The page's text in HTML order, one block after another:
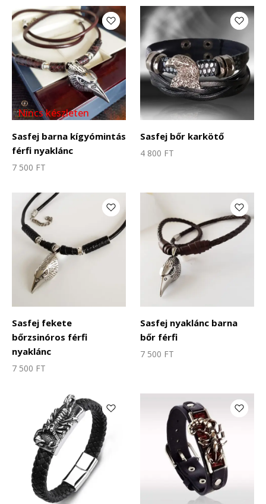
Nincs készleten
Sasfej barna kígyómintás
férfi nyaklánc
7 500 FT
Sasfej bőr karkötő
4 800 FT
Sasfej fekete
bőrzsinóros férfi
nyaklánc
7 500 FT
Sasfej nyaklánc barna
bőr férfi
7 500 FT